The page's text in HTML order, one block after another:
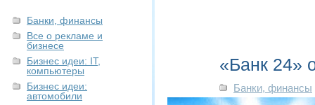
Банки, финансы
Все о рекламе и
бизнесе
Бизнес идеи: IT,
компьютеры
Бизнес идеи:
автомобили
«Банк 24»
Банки, финансы